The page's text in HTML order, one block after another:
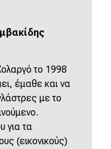
το 1998
έμαθε και να
με το
για τα
(εικονικούς)